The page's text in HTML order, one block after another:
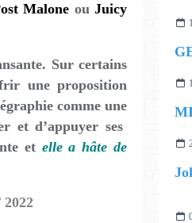
Malone ouJuicy
Sur certains
une proposition
comme une
et d’appuyer ses
etelle a hâte de